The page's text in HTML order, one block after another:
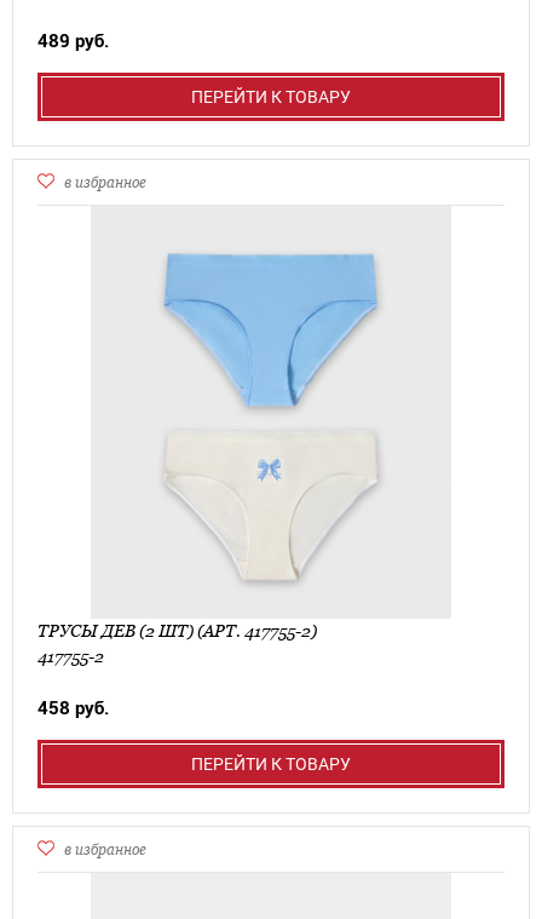
489 руб.
ПЕРЕЙТИ К ТОВАРУ
в избранное
ТРУСЫ ДЕВ (2 ШТ) (АРТ. 417755-2)
417755-2
458 руб.
ПЕРЕЙТИ К ТОВАРУ
в избранное